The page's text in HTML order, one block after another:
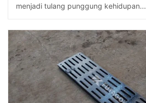
menjadi tulang punggung kehidupan...